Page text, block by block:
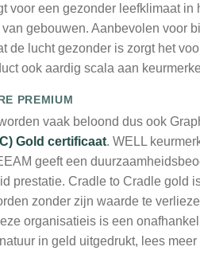
voor een gezonder leefklimaat
gebouwen. Aanbevolen voor
de lucht gezonder is zorgt het
ook aardig scala aan
PREMIUM
vaak beloond dus ook
Gold certificaat. WELL
geeft een
prestatie. Cradle to Cradle gold
zonder zijn waarde te
organisatieis is een
in geld uitgedrukt, lees